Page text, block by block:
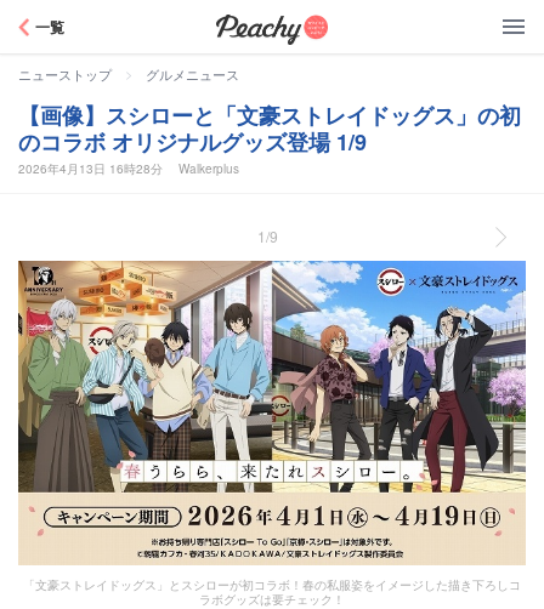
一覧
ニューストップ > グルメニュース
【画像】スシローと「文豪ストレイドッグス」の初
のコラボ オリジナルグッズ登場 1/9
2026年4月13日 16時28分 Walkerplus
1/9
「文豪ストレイドッグス」とスシローが初コラボ！春の私服姿をイメージした描き下ろしコ
ラボグッズは要チェック！